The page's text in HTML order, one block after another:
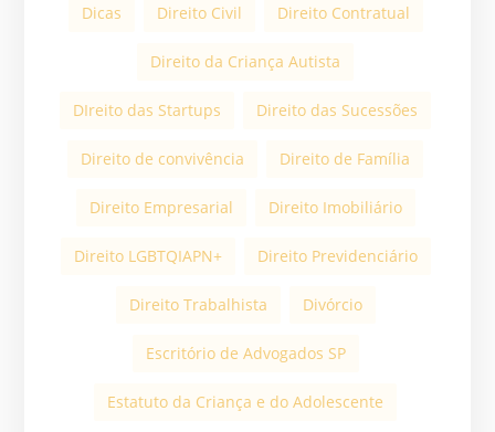
Dicas Direito Civil Direito Contratual
Direito da Criança Autista
DIreito das Startups Direito das Sucessões
Direito de convivência Direito de Família
Direito Empresarial Direito Imobiliário
Direito LGBTQIAPN+ Direito Previdenciário
Direito Trabalhista Divórcio
Escritório de Advogados SP
Estatuto da Criança e do Adolescente